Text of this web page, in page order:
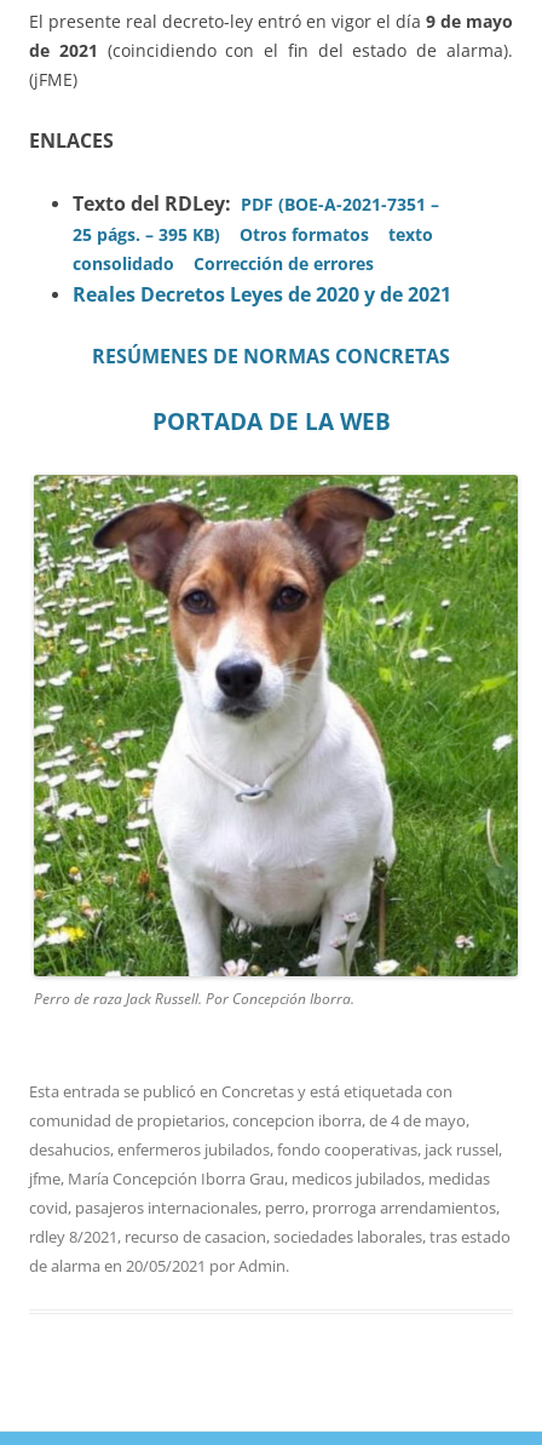
El presente real decreto-ley entró en vigor el día 9 de mayo
de 2021 (coincidiendo con el fin del estado de alarma).
(jFME)
ENLACES
Texto del RDLey: PDF (BOE-A-2021-7351 –
25 págs. – 395 KB)
Otros formatos
texto
consolidado
Corrección de errores
Reales Decretos Leyes de 2020 y de 2021
RESÚMENES DE NORMAS CONCRETAS
PORTADA DE LA WEB
Perro de raza Jack Russell. Por Concepción Iborra.
Esta entrada se publicó en Concretasy está etiquetada con
comunidad de propietarios,concepcion iborra,de 4 de mayo,
desahucios,enfermeros jubilados,fondo cooperativas, jack russel,
jfme, María Concepción Iborra Grau, medicos jubilados, medidas
covid, pasajeros internacionales, perro, prorroga arrendamientos,
rdley 8/2021, recurso de casacion,sociedades laborales,tras estado
de alarma en 20/05/2021 porAdmin.